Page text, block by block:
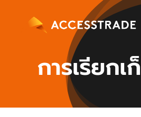
การเรียกเ